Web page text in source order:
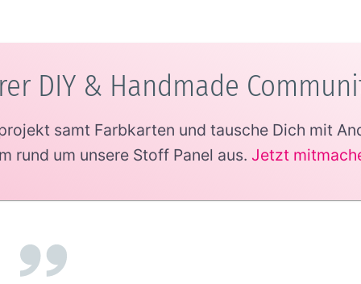
DIY & Handmade
samt Farbkarten und tausche Dich mit
rund um unsere Stoff Panel aus. Jetzt